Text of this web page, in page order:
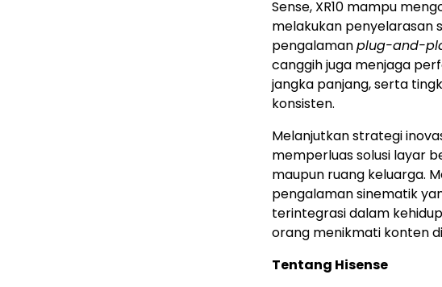
Sense, XR10 mampu
melakukan penyelarasan
pengalamanplug-and-
canggih juga menjaga
jangka panjang, serta
konsisten.
Melanjutkan strategi
memperluas solusi layar
maupun ruang keluarga.
pengalaman sinematik
terintegrasi dalam
orang menikmati konten
Tentang Hisense